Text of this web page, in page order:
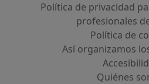
Política de privacidad
profesionales
Política de
Así organizamos
Quiénes